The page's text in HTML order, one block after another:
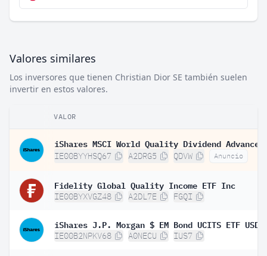
Valores similares
Los inversores que tienen Christian Dior SE también suelen
invertir en estos valores.
VALOR
IE00BYYHSQ67 A2DRG5 QDVW Anuncio
Fidelity Global Quality Income ETF Inc
IE00BYXVGZ48 A2DL7E FGQI
IE00B2NPKV68 A0NECU IUS7